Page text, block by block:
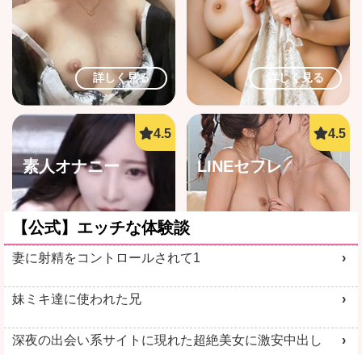
詳しく見る 詳しく見る
詳しく見る
素人オナニー LINEセフレ
【公式】エッチな体験談
妻に射精をコントロールされて1
妹ミキ達に使われた兄
深夜の出会い系サイトに現れた超絶美女に激安中出し